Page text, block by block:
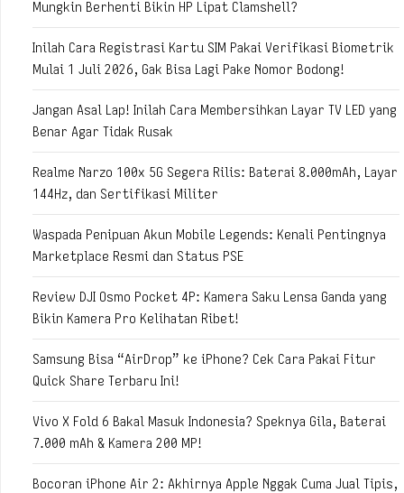
Mungkin Berhenti Bikin HP Lipat Clamshell?
Inilah Cara Registrasi Kartu SIM Pakai Verifikasi Biometrik
Mulai 1 Juli 2026, Gak Bisa Lagi Pake Nomor Bodong!
Jangan Asal Lap! Inilah Cara Membersihkan Layar TV LED yang
Benar Agar Tidak Rusak
Realme Narzo 100x 5G Segera Rilis: Baterai 8.000mAh, Layar
144Hz, dan Sertifikasi Militer
Waspada Penipuan Akun Mobile Legends: Kenali Pentingnya
Marketplace Resmi dan Status PSE
Review DJI Osmo Pocket 4P: Kamera Saku Lensa Ganda yang
Bikin Kamera Pro Kelihatan Ribet!
Samsung Bisa “AirDrop” ke iPhone? Cek Cara Pakai Fitur
Quick Share Terbaru Ini!
Vivo X Fold 6 Bakal Masuk Indonesia? Speknya Gila, Baterai
7.000 mAh & Kamera 200 MP!
Bocoran iPhone Air 2: Akhirnya Apple Nggak Cuma Jual Tipis,